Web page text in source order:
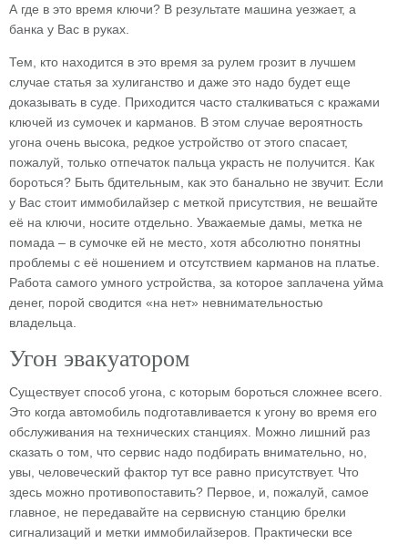
А где в это время ключи? В результате машина уезжает, а
банка у Вас в руках.
Тем, кто находится в это время за рулем грозит в лучшем
случае статья за хулиганство и даже это надо будет еще
доказывать в суде. Приходится часто сталкиваться с кражами
ключей из сумочек и карманов. В этом случае вероятность
угона очень высока, редкое устройство от этого спасает,
пожалуй, только отпечаток пальца украсть не получится. Как
бороться? Быть бдительным, как это банально не звучит. Если
у Вас стоит иммобилайзер с меткой присутствия, не вешайте
её на ключи, носите отдельно. Уважаемые дамы, метка не
помада – в сумочке ей не место, хотя абсолютно понятны
проблемы с её ношением и отсутствием карманов на платье.
Работа самого умного устройства, за которое заплачена уйма
денег, порой сводится «на нет» невнимательностью
владельца.
Угон эвакуатором
Существует способ угона, с которым бороться сложнее всего.
Это когда автомобиль подготавливается к угону во время его
обслуживания на технических станциях. Можно лишний раз
сказать о том, что сервис надо подбирать внимательно, но,
увы, человеческий фактор тут все равно присутствует. Что
здесь можно противопоставить? Первое, и, пожалуй, самое
главное, не передавайте на сервисную станцию брелки
сигнализаций и метки иммобилайзеров. Практически все